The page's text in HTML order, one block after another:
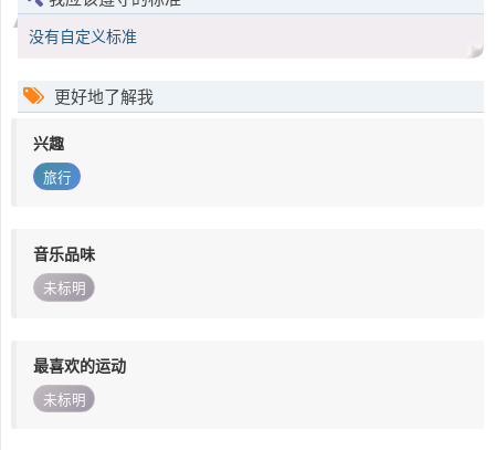
没有自定义标准
更好地了解我
兴趣
旅行
音乐品味
未标明
最喜欢的运动
未标明